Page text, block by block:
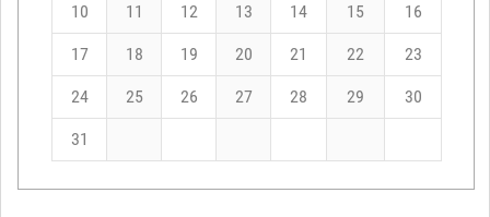
10 11 12 13 14 15 16
17 18 19 20 21 22 23
24 25 26 27 28 29 30
31